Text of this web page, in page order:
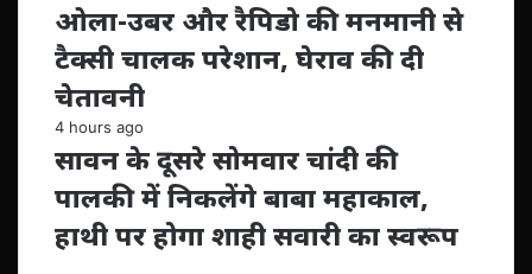
ओला-उबर और रैपिडो की मनमानी से
टैक्सी चालक परेशान, घेराव की दी
चेतावनी
4 hours ago
सावन के दूसरे सोमवार चांदी की
पालकी में निकलेंगे बाबा महाकाल,
हाथी पर होगा शाही सवारी का स्वरूप